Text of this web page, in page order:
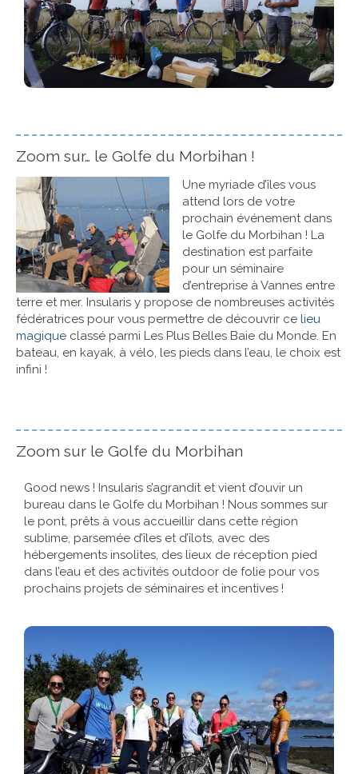
Zoom sur… le Golfe du Morbihan !
Une myriade d’îles vous
attend lors de votre
prochain événement dans
le Golfe du Morbihan ! La
destination est parfaite
pour un séminaire
d’entreprise à Vannes entre
terre et mer. Insularis y propose de nombreuses activités
fédératrices pour vous permettre de découvrir ce lieu
magique classé parmi Les Plus Belles Baie du Monde. En
bateau, en kayak, à vélo, les pieds dans l’eau, le choix est
infini !
Zoom sur le Golfe du Morbihan
Good news ! Insularis s’agrandit et vient d’ouvir un
bureau dans le Golfe du Morbihan ! Nous sommes sur
le pont, prêts à vous accueillir dans cette région
sublime, parsemée d’îles et d’îlots, avec des
hébergements insolites, des lieux de réception pied
dans l’eau et des activités outdoor de folie pour vos
prochains projets de séminaires et incentives !